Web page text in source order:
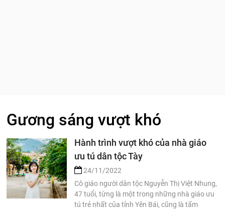
Gương sáng vượt khó
Hành trình vượt khó của nhà giáo
ưu tú dân tộc Tày
24/11/2022
Cô giáo người dân tộc Nguyễn Thị Việt Nhung,
47 tuổi, từng là một trong những nhà giáo ưu
tú trẻ nhất của tỉnh Yên Bái, cũng là tấm